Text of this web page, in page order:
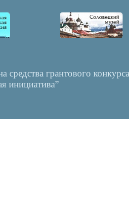
средства грантового конкурса
инициатива”